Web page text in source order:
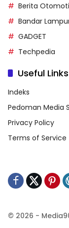
Berita
Bandar
GADGET
Techpedia
Useful Links
Indeks
Pedoman Media
Privacy Policy
Terms of Service
© 2026 -